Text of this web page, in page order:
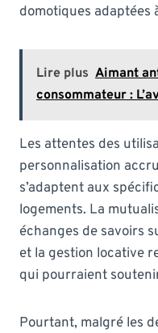
domotiques adaptées
Lire plus Aimant
consommateur :
Les attentes des
personnalisation
s’adaptent aux
logements. La
échanges de savoirs
et la gestion locative
qui pourraient
Pourtant, malgré les